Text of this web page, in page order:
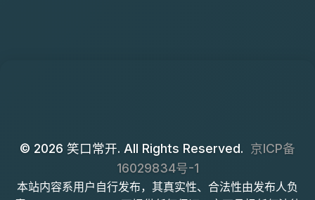
© 2026 笑口常开. All Rights Reserved. 京ICP备
16029834号-1
本站内容系用户自行发布，其真实性、合法性由发布人负